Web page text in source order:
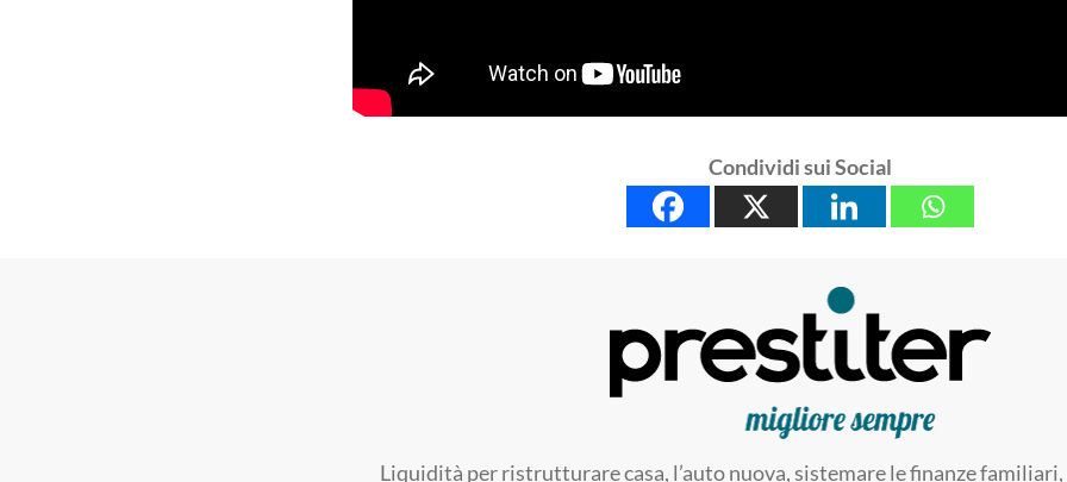
Condividi sui Social
Liquidità per ristrutturare casa, l’auto nuova, sistemare le finanze